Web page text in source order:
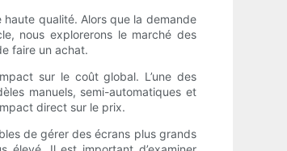
qualité. Alors que la demande
nous explorerons le marché des
faire un achat.
sur le coût global. L’une des
manuels, semi-automatiques et
direct sur le prix.
de gérer des écrans plus grands